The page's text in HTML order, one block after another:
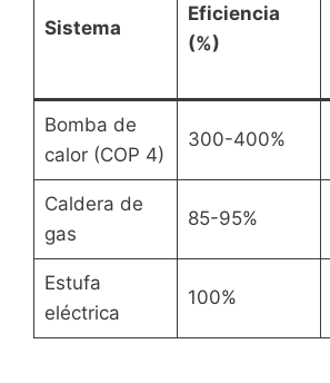
Sistema
Eficiencia
(%)
Bomba de
calor (COP 4)
300-400%
Caldera de
gas
85-95%
Estufa
eléctrica
100%